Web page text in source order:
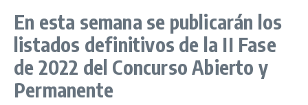
En esta semana se publicarán los
listados definitivos de la II Fase
de 2022 del Concurso Abierto y
Permanente